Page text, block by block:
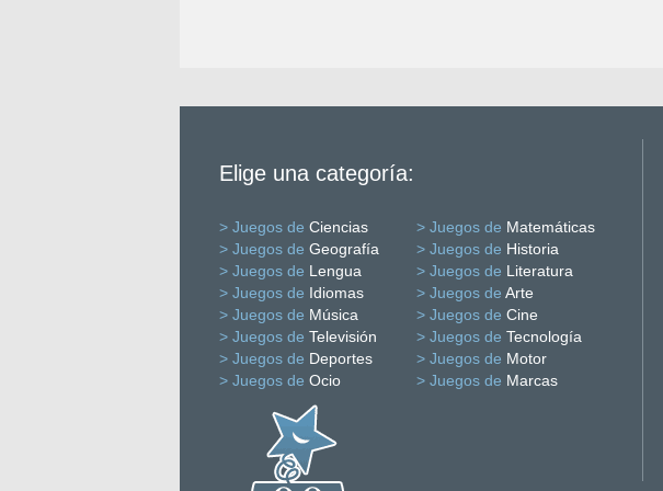
Elige una categoría:
> Juegos de Ciencias > Juegos de Matemáticas
> Juegos de Geografía > Juegos de Historia
> Juegos de Lengua > Juegos de Literatura
> Juegos de Idiomas > Juegos de Arte
> Juegos de Música > Juegos de Cine
> Juegos de Televisión > Juegos de Tecnología
> Juegos de Deportes > Juegos de Motor
> Juegos de Ocio > Juegos de Marcas